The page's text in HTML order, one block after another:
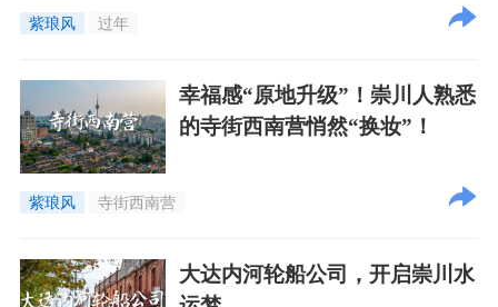
紫琅风 过年
幸福感“原地升级”！崇川人熟悉
的寺街西南营悄然“换妆”！
紫琅风 寺街西南营
大达内河轮船公司，开启崇川水